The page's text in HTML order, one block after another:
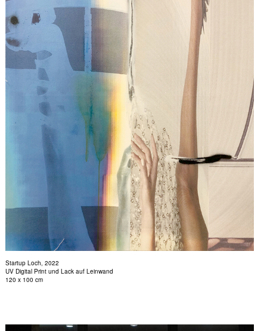
Startup Loch, 2022
UV Digital Print und Lack auf Leinwand
120 x 100 cm